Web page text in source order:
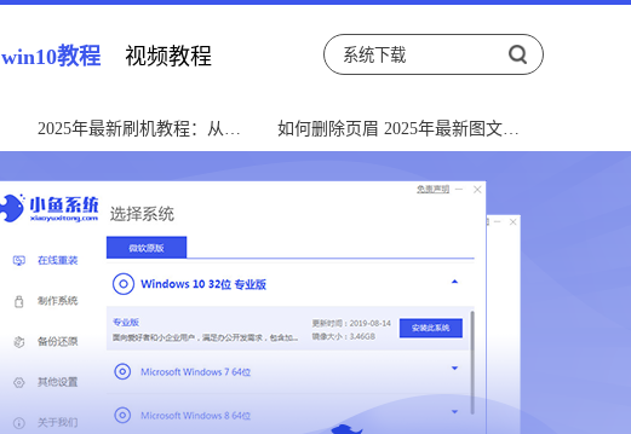
win10教程 视频教程
2025年最新刷机教程：从入
门到精通全指南
如何删除页眉 2025年最新图文教
程与常见问题解决